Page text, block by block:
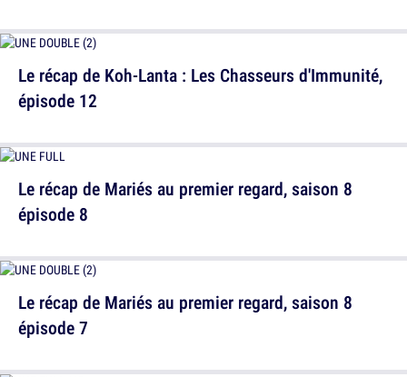
Le récap de Mariés au premier regard, saison 8
épisode 8
Le récap de Koh-Lanta : Les Chasseurs d'Immunité,
épisode 12
Le récap de Mariés au premier regard, saison 8
épisode 7